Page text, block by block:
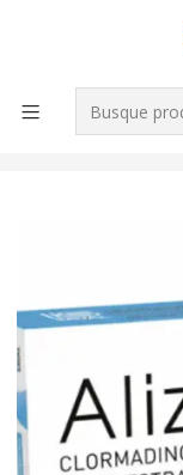
Tus compras
para Chile |
Alizon (B)